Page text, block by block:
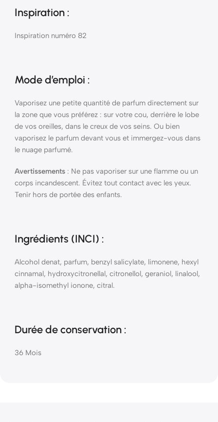
Inspiration :
Inspiration numéro 82
Mode d’emploi :
Vaporisez une petite quantité de parfum directement sur
la zone que vous préférez : sur votre cou, derrière le lobe
de vos oreilles, dans le creux de vos seins. Ou bien
vaporisez le parfum devant vous et immergez-vous dans
le nuage parfumé.
Avertissements : Ne pas vaporiser sur une flamme ou un
corps incandescent. Évitez tout contact avec les yeux.
Tenir hors de portée des enfants.
Ingrédients (INCI) :
Alcohol denat, parfum, benzyl salicylate, limonene, hexyl
cinnamal, hydroxycitronellal, citronellol, geraniol, linalool,
alpha-isomethyl ionone, citral.
Durée de conservation :
36 Mois